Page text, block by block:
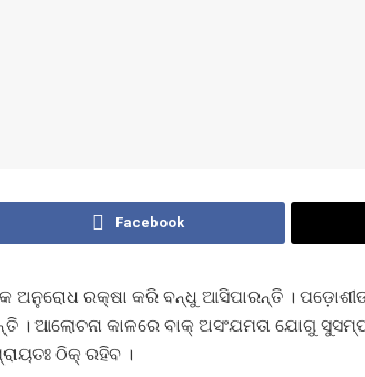
Facebook
ରକ୍ଷା କରି ବନ୍ଧୁ ଆସିପାରନ୍ତି ।
। ଆଲୋଚନା କାଳରେ ବାକ୍‌ ଅସଂଯମତା ଯୋଗୁ
ଠିକ୍‌ ରହିବ ।